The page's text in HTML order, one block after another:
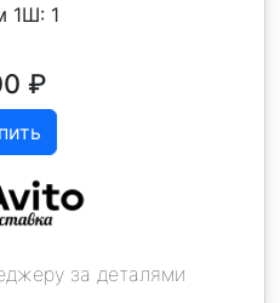
1Ш: 1
₽
за деталями